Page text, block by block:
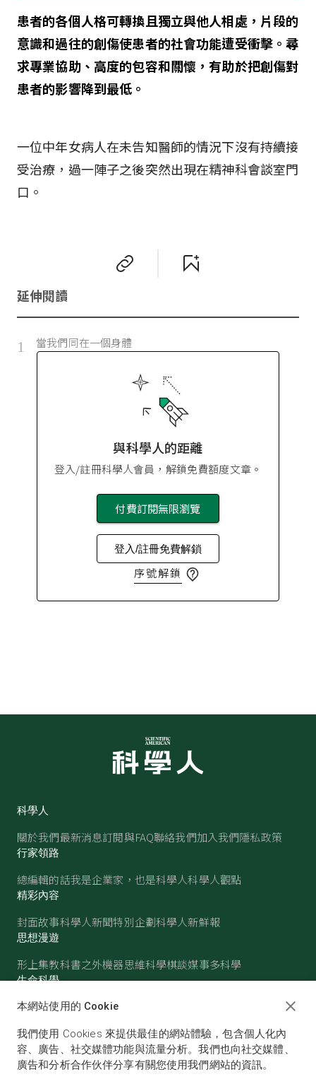
患者的各個人格可轉換且獨立與他人相處，片段的
意識和過往的創傷使患者的社會功能遭受衝擊。尋
求專業協助、高度的包容和關懷，有助於把創傷對
患者的影響降到最低。
一位中年女病人在未告知醫師的情況下沒有持續接
受治療，過一陣子之後突然出現在精神科會談室門
口。
延伸閱讀
1 當我們同在一個身體
與科學人的距離
登入/註冊科學人會員，解鎖免費額度文章。
付費訂閱無限瀏覽
登入/註冊免費解鎖
序號解鎖
科學人
關於我們最新消息訂閱與FAQ聯絡我們加入我們隱私政策
行家領路
總編輯的話我是企業家，也是科學人科學人觀點
精彩內容
封面故事科學人新聞特別企劃科學人新鮮報
思想漫遊
形上集教科書之外機器思維科學棋談媒事多科學
生命科學
醫學古生物心理學生態學
物理 化學地球科學天文
本網站使用的 Cookie
我們使用 Cookies 來提供最佳的網站體驗，包含個人化內
容、廣告、社交媒體功能與流量分析。我們也向社交媒體、
廣告和分析合作伙伴分享有關您使用我們網站的資訊。